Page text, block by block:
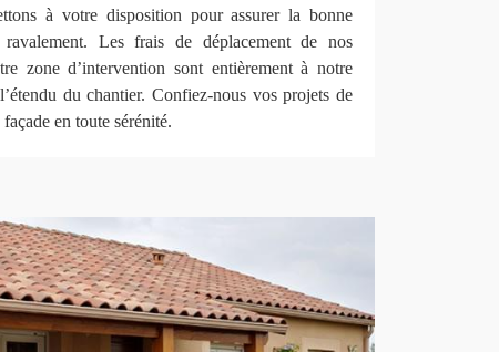
à votre disposition pour assurer la bonne
Les frais de déplacement de nos
zone d’intervention sont entièrement à notre
du chantier. Confiez-nous vos projets de
en toute sérénité.